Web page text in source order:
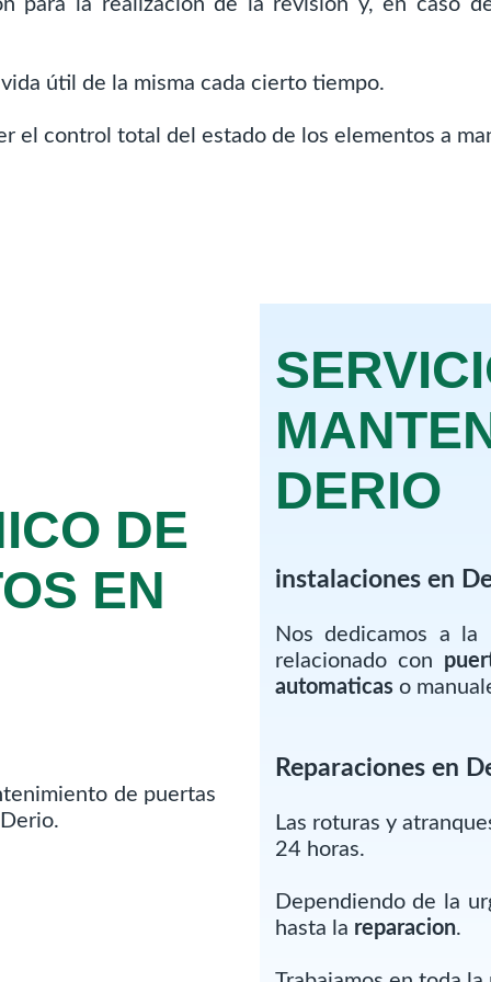
para la realización de la revisión y, en caso
útil de la misma cada cierto tiempo.
el control total del estado de los elementos a
DE
EN
de puertas
DERIO
instalaciones en
Nos dedicamos a
relacionado con
automaticaso
Reparaciones en
Las roturas y
24 horas.
Dependiendo de la
hasta la reparacion.